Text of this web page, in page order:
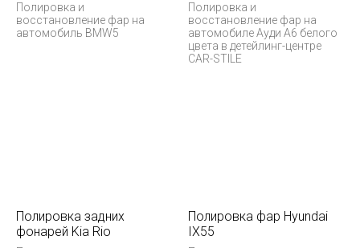
Полировка и
восстановление фар на
автомобиль BMW5
Полировка и
восстановление фар на
автомобиле Ауди А6 белого
цвета в детейлинг-центре
CAR-STILE
Полировка задних
фонарей Kia Rio
Полировка фар Hyundai
IX55